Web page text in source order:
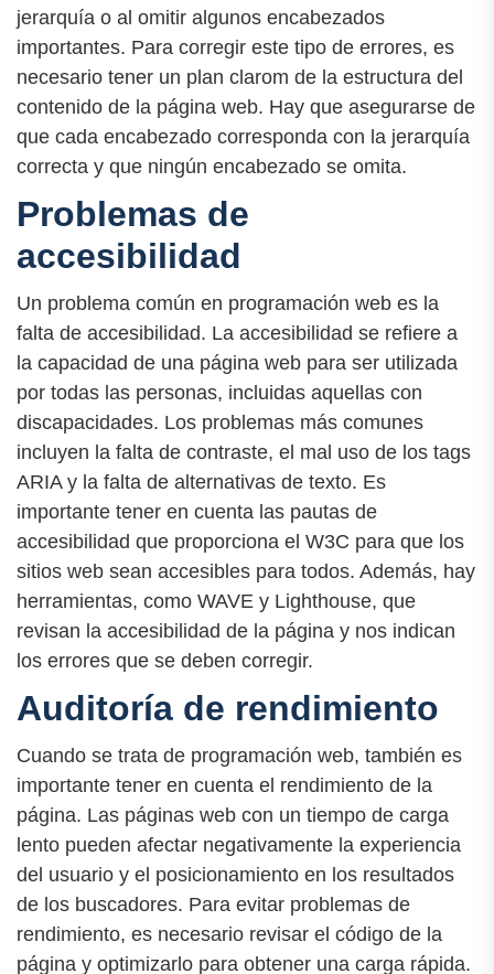
jerarquía o al omitir algunos encabezados
importantes. Para corregir este tipo de errores, es
necesario tener un plan clarom de la estructura del
contenido de la página web. Hay que asegurarse de
que cada encabezado corresponda con la jerarquía
correcta y que ningún encabezado se omita.
Problemas de
accesibilidad
Un problema común en programación web es la
falta de accesibilidad. La accesibilidad se refiere a
la capacidad de una página web para ser utilizada
por todas las personas, incluidas aquellas con
discapacidades. Los problemas más comunes
incluyen la falta de contraste, el mal uso de los tags
ARIA y la falta de alternativas de texto. Es
importante tener en cuenta las pautas de
accesibilidad que proporciona el W3C para que los
sitios web sean accesibles para todos. Además, hay
herramientas, como WAVE y Lighthouse, que
revisan la accesibilidad de la página y nos indican
los errores que se deben corregir.
Auditoría de rendimiento
Cuando se trata de programación web, también es
importante tener en cuenta el rendimiento de la
página. Las páginas web con un tiempo de carga
lento pueden afectar negativamente la experiencia
del usuario y el posicionamiento en los resultados
de los buscadores. Para evitar problemas de
rendimiento, es necesario revisar el código de la
página y optimizarlo para obtener una carga rápida.